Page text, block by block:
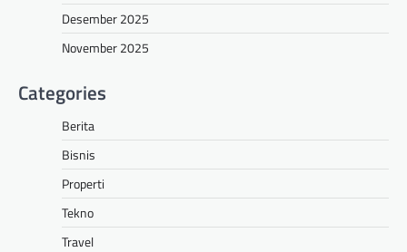
Desember 2025
November 2025
Categories
Berita
Bisnis
Properti
Tekno
Travel